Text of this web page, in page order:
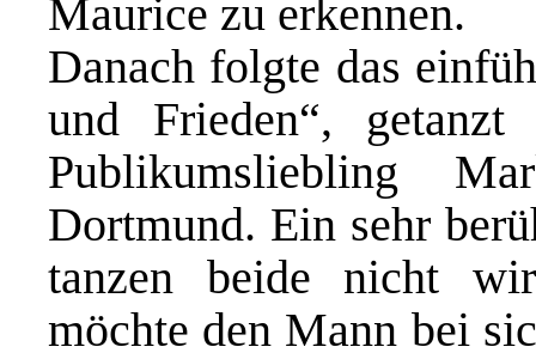
Maurice zu erkennen.
Danach folgte das
und Frieden“,
Publikumsliebling
Dortmund. Ein sehr
tanzen beide nicht
möchte den Mann bei